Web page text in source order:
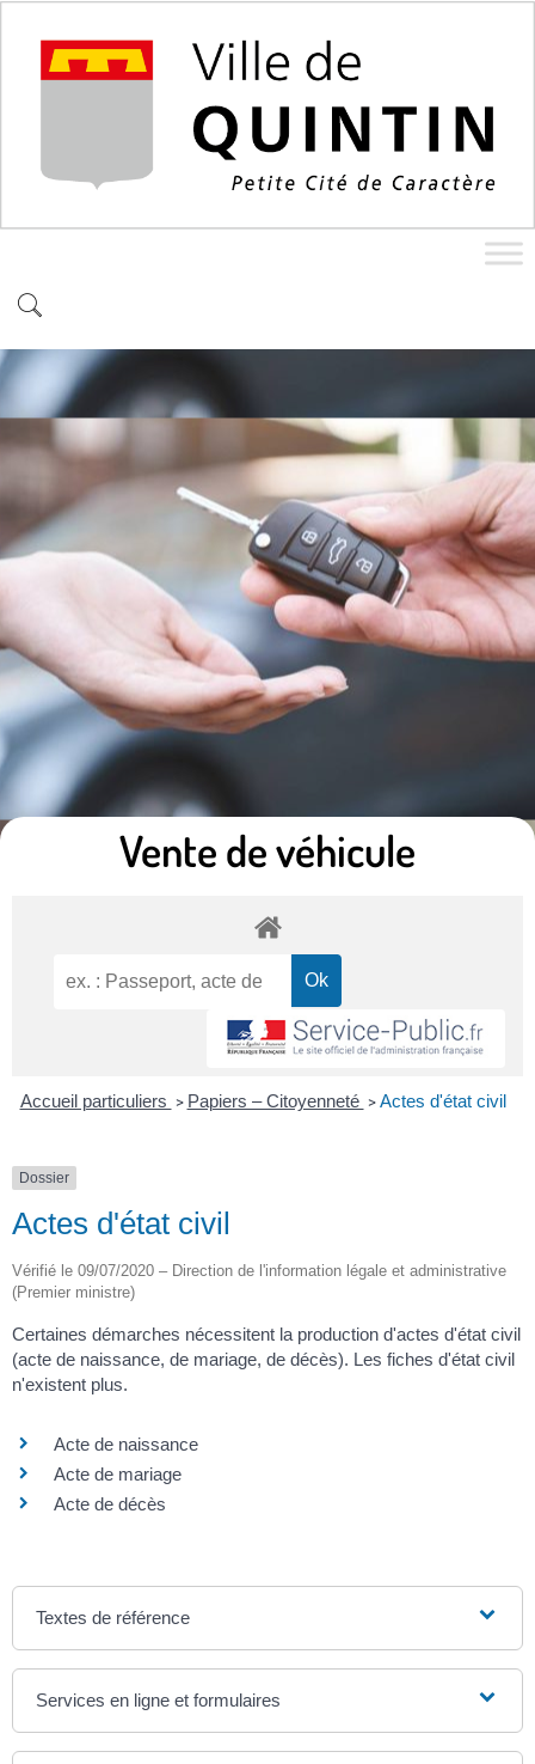
Vente de véhicule
Accueil particuliers > Papiers – Citoyenneté > Actes d'état civil
Dossier
Actes d'état civil
Vérifié le 09/07/2020 – Direction de l'information légale et administrative
(Premier ministre)
Certaines démarches nécessitent la production d'actes d'état civil
(acte de naissance, de mariage, de décès). Les fiches d'état civil
n'existent plus.
Acte de naissance
Acte de mariage
Acte de décès
Textes de référence
Services en ligne et formulaires